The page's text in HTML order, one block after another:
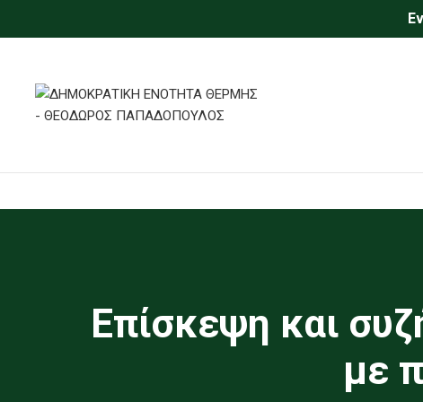
Επίσκεψη και
με